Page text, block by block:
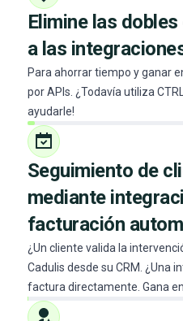
Elimine las
a las
Para ahorrar tiempo y ganar
por APIs. ¿Todavía utiliza
ayudarle!
Seguimiento de
mediante
facturación
¿Un cliente valida la
Cadulis desde su CRM. ¿Una
factura directamente. Gana